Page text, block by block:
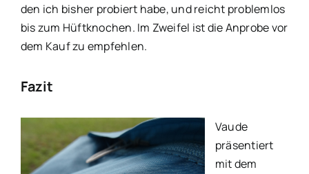
den ich bisher probiert habe, und reicht problemlos
bis zum Hüftknochen. Im Zweifel ist die Anprobe vor
dem Kauf zu empfehlen.
Fazit
Vaude
präsentiert
mit dem